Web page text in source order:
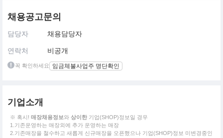
채용공고문의
담당자 채용담당자
연락처 비공개
꼭 확인하세요 임금체불사업주 명단확인
기업소개
※ 혹시! 매장채용정보와 상이한 기업(SHOP)정보일 경우
1.기존운영하는 매장외에 추가 운영하는 매장
2.기존매장을 철수하고 새롭게 신규매장을 오픈했으나 기업(SHOP)정보 미변경중인